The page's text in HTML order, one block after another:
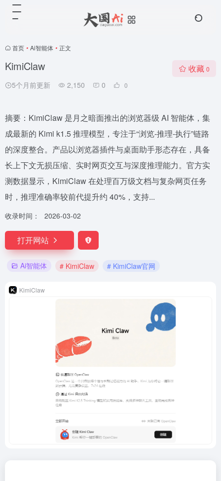
首页 • Ai智能体 • 正文
KimiClaw
5个月前更新 2,150 0 0
收藏 0
摘要：KimiClaw 是月之暗面推出的浏览器级 AI 智能体，集
成最新的 Kimi k1.5 推理模型，专注于“浏览-推理-执行”链路
的深度整合。产品以浏览器插件与桌面助手形态存在，具备
长上下文无损压缩、实时网页交互与深度推理能力。官方实
测数据显示，KimiClaw 在处理百万级文档与复杂网页任务
时，推理准确率较前代提升约 40%，支持...
收录时间： 2026-03-02
打开网站
Ai智能体 # KimiClaw # KimiClaw官网
KimiClaw